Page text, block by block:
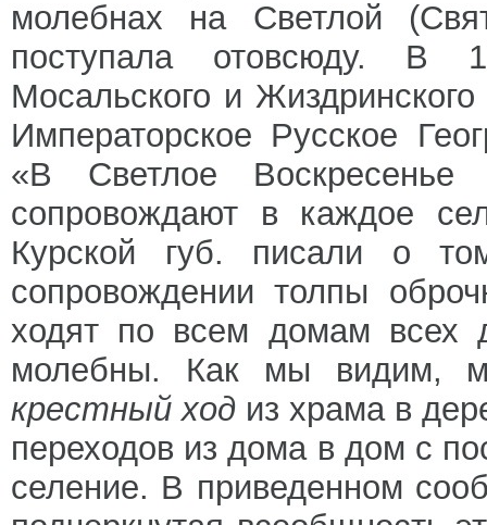
молебнах на Светлой
поступала отовсюду. В
Мосальского и
Императорское Русское
«В Светлое Воскресенье
сопровождают в каждое
Курской губ. писали о
сопровождении толпы
ходят по всем домам всех
молебны. Как мы видим,
крестный ход из храма в
переходов из дома в дом с
селение. В приведенном